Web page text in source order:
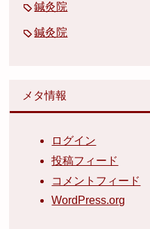
鍼灸院
鍼灸院
メタ情報
ログイン
投稿フィード
コメントフィード
WordPress.org